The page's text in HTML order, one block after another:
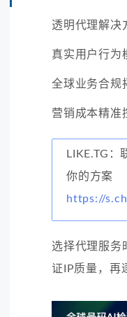
透明代理解决
真实用户行为
全球业务合规
营销成本精准
LIKE.TG：
你的方案
https://
选择代理服务
证IP质量，再